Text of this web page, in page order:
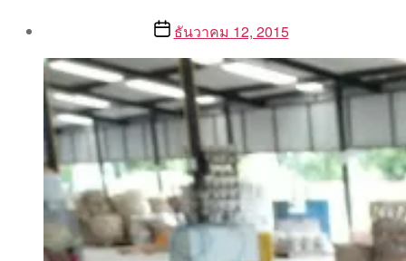
By
Aea
Postธันวาคม 12, 2015